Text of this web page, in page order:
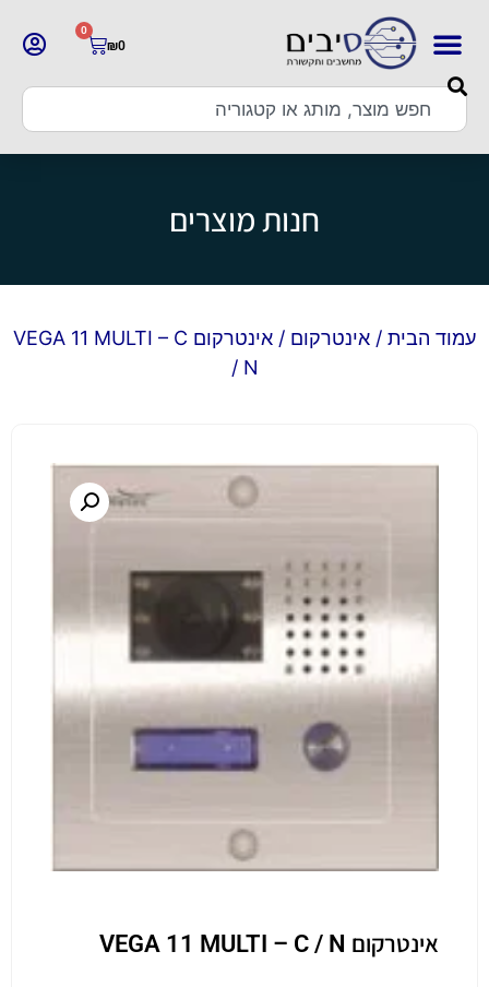
₪0
0
חנות מוצרים
עמוד הבית / אינטרקום
/ אינטרקום VEGA 11 MULTI – C
/ N
אינטרקום VEGA 11 MULTI – C / N